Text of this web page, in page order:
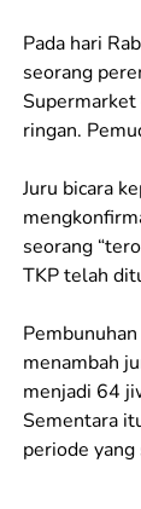
Pada hari
seorang
Supermarket
ringan.
Juru bicara
seorang
TKP telah
menambah
menjadi 64
Sementara
periode